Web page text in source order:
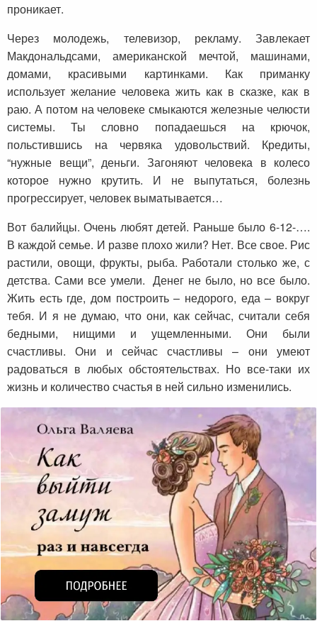
проникает.
Через молодежь, телевизор, рекламу. Завлекает
Макдональдсами, американской мечтой, машинами,
домами, красивыми картинками. Как приманку
использует желание человека жить как в сказке, как в
раю. А потом на человеке смыкаются железные челюсти
системы. Ты словно попадаешься на крючок,
польстившись на червяка удовольствий. Кредиты,
“нужные вещи”, деньги. Загоняют человека в колесо
которое нужно крутить. И не выпутаться, болезнь
прогрессирует, человек выматывается…
Вот балийцы. Очень любят детей. Раньше было 6-12-….
В каждой семье. И разве плохо жили? Нет. Все свое. Рис
растили, овощи, фрукты, рыба. Работали столько же, с
детства. Сами все умели. Денег не было, но все было.
Жить есть где, дом построить – недорого, еда – вокруг
тебя. И я не думаю, что они, как сейчас, считали себя
бедными, нищими и ущемленными. Они были
счастливы. Они и сейчас счастливы – они умеют
радоваться в любых обстоятельствах. Но все-таки их
жизнь и количество счастья в ней сильно изменились.